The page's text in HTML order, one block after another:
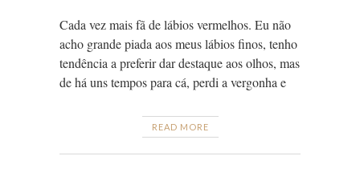
Cada vez mais fã de lábios vermelhos. Eu não
acho grande piada aos meus lábios finos, tenho
tendência a preferir dar destaque aos olhos, mas
de há uns tempos para cá, perdi a vergonha e
READ MORE